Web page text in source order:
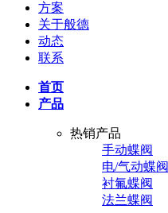
方案
关于般德
动态
联系
首页
产品
热销产品
手动蝶阀
电/气动蝶阀
衬氟蝶阀
法兰蝶阀